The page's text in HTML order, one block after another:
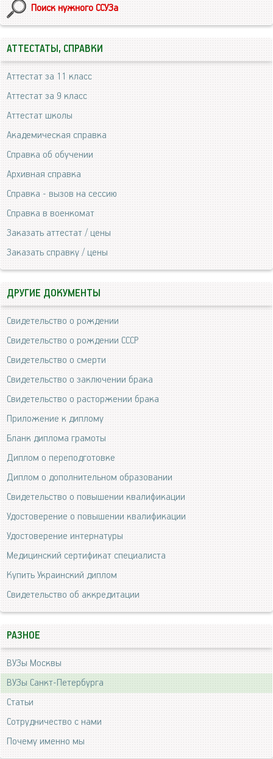
Поиск нужного ССУЗа
АТТЕСТАТЫ, СПРАВКИ
Аттестат за 11 класс
Аттестат за 9 класс
Аттестат школы
Академическая справка
Справка об обучении
Архивная справка
Справка - вызов на сессию
Справка в военкомат
Заказать аттестат / цены
Заказать справку / цены
ДРУГИЕ ДОКУМЕНТЫ
Свидетельство о рождении
Свидетельство о рождении СССР
Свидетельство о смерти
Свидетельство о заключении брака
Свидетельство о расторжении брака
Приложение к диплому
Бланк диплома грамоты
Диплом о переподготовке
Диплом о дополнительном образовании
Свидетельство о повышении квалификации
Удостоверение о повышении квалификации
Удостоверение интернатуры
Медицинский сертификат специалиста
Купить Украинский диплом
Свидетельство об аккредитации
РАЗНОЕ
ВУЗы Москвы
ВУЗы Санкт-Петербурга
Статьи
Сотрудничество с нами
Почему именно мы